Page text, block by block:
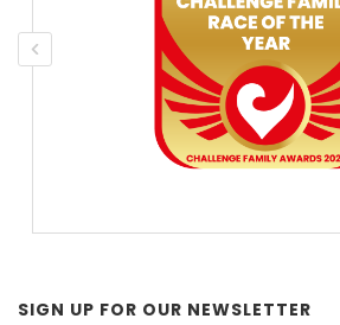
SIGN UP FOR OUR NEWSLETTER